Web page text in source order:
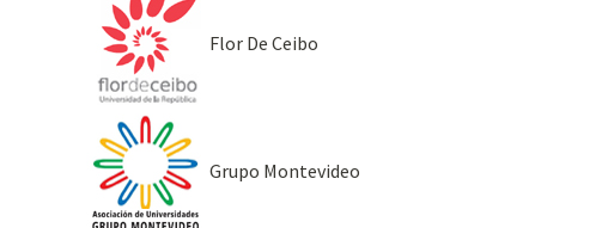
Flor De Ceibo
Grupo Montevideo